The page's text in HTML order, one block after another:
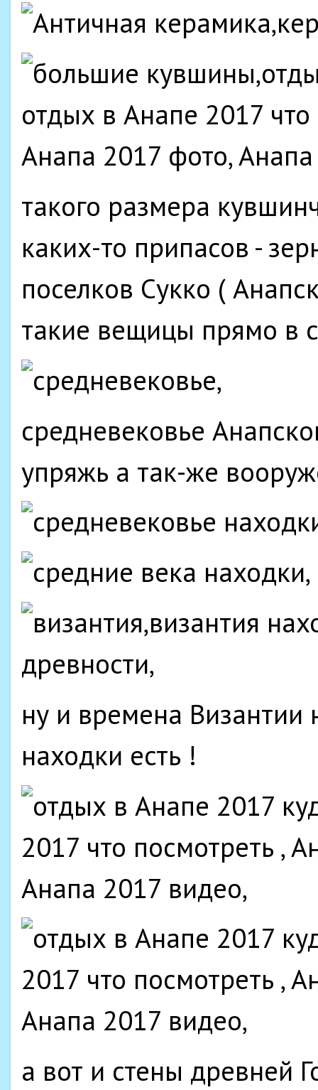
такого размера
каких-то припасов -
поселков Сукко (
такие вещицы прямо в
средневековье
упряжь а так-же
ну и времена Византии
находки есть !
а вот и стены древней